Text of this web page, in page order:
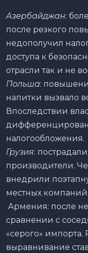
Азербайджан:
после резкого
недополучил
доступа к
отрасли так и не
Польша:
напитки вызвало
Впоследствии
налогообложения.
Грузия:
производители.
внедрили
местных компаний.
Армения: после
сравнении с
«серого»
выравнивание